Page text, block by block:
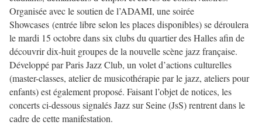
Organisée avec le soutien de l’ADAMI, une soirée
Showcases (entrée libre selon les places disponibles) se déroulera
le mardi 15 octobre dans six clubs du quartier des Halles afin de
découvrir dix-huit groupes de la nouvelle scène jazz française.
Développé par Paris Jazz Club, un volet d’actions culturelles
(master-classes, atelier de musicothérapie par le jazz, ateliers pour
enfants) est également proposé. Faisant l’objet de notices, les
concerts ci-dessous signalés Jazz sur Seine (JsS) rentrent dans le
cadre de cette manifestation.